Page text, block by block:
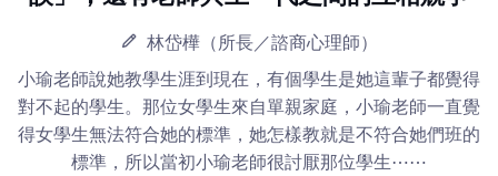
林岱樺（所長／諮商心理師）
小瑜老師說她教學生涯到現在，有個學生是她這輩子都覺得
對不起的學生。那位女學生來自單親家庭，小瑜老師一直覺
得女學生無法符合她的標準，她怎樣教就是不符合她們班的
標準，所以當初小瑜老師很討厭那位學生⋯⋯